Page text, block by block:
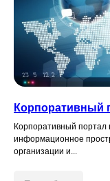
Корпоративный
Корпоративный портал
информационное
организации и...